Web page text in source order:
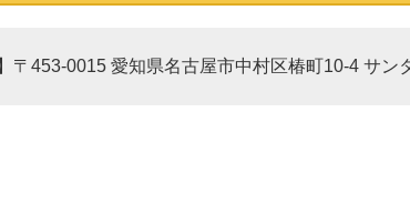
】〒453-0015 愛知県名古屋市中村区椿町10-4 サン